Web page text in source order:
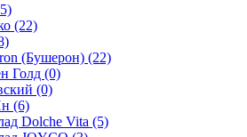
(22)
(Бушерон) (22)
Голд (0)
(0)
(6)
Dolche Vita (5)